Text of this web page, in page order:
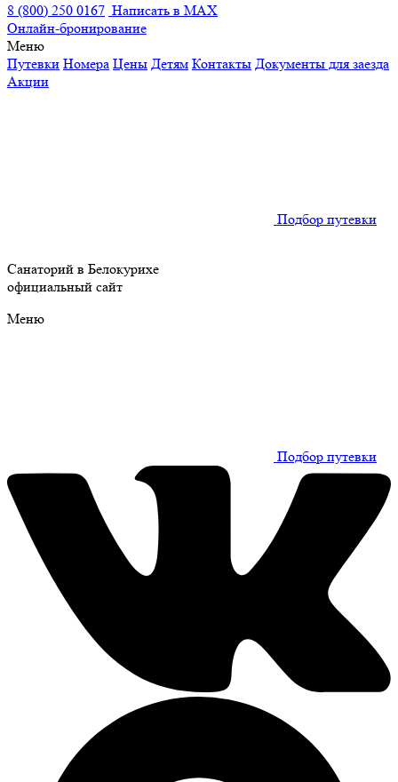
8 (800) 250 0167 Написать в MAX
Онлайн-бронирование
Меню
Путевки Номера Цены Детям Контакты Документы для заезда
Акции
Подбор путевки
Санаторий в Белокурихе
официальный сайт
Меню
Подбор путевки